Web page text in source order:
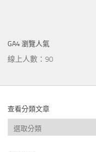
GA4 瀏覽人氣
線上人數：90
查看分類文章
查
看